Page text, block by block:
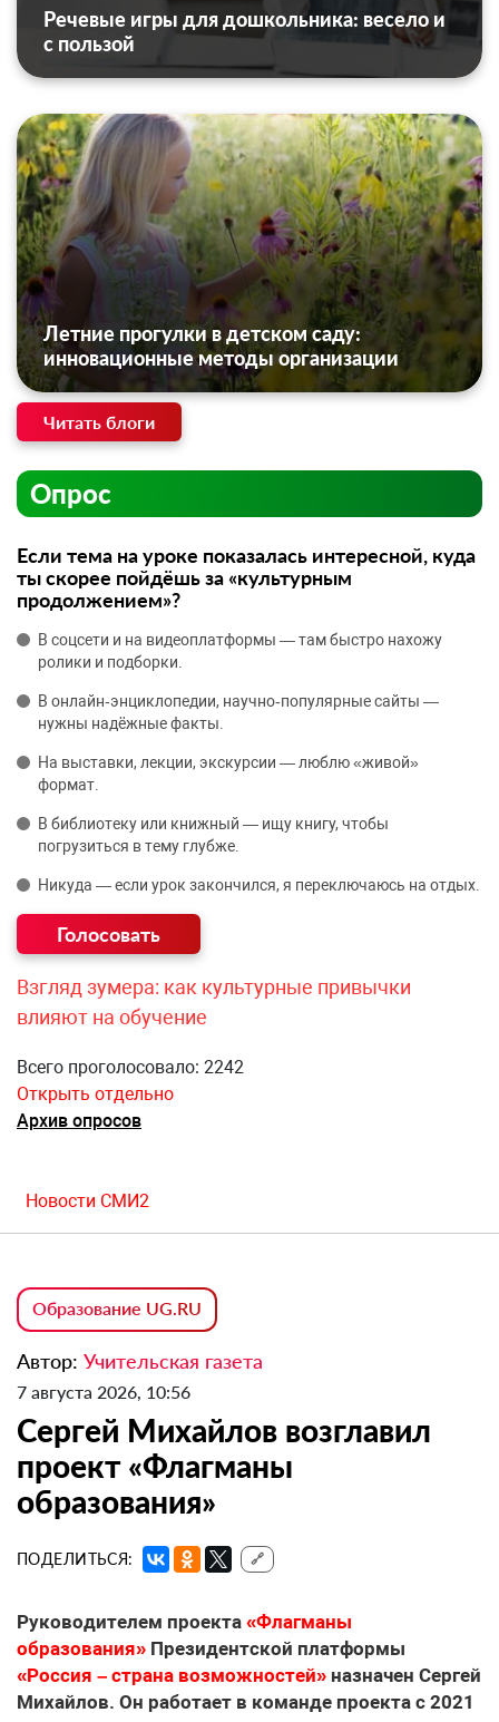
Речевые игры для дошкольника: весело и
с пользой
Летние прогулки в детском саду:
инновационные методы организации
Читать блоги
Опрос
Если тема на уроке показалась интересной, куда
ты скорее пойдёшь за «культурным
продолжением»?
В соцсети и на видеоплатформы — там быстро нахожу
ролики и подборки.
В онлайн‑энциклопедии, научно‑популярные сайты —
нужны надёжные факты.
На выставки, лекции, экскурсии — люблю «живой»
формат.
В библиотеку или книжный — ищу книгу, чтобы
погрузиться в тему глубже.
Никуда — если урок закончился, я переключаюсь на отдых.
Взгляд зумера: как культурные привычки
влияют на обучение
Всего проголосовало: 2242
Открыть отдельно
Архив опросов
Новости СМИ2
Образование UG.RU
Автор: Учительская газета
7 августа 2026, 10:56
Сергей Михайлов возглавил
проект «Флагманы
образования»
ПОДЕЛИТЬСЯ: 🔗
Руководителем проекта «Флагманы
образования» Президентской платформы
«Россия – страна возможностей» назначен Сергей
Михайлов. Он работает в команде проекта с 2021